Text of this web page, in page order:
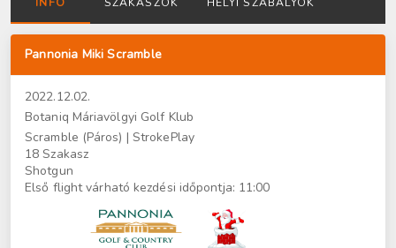
Pannonia Miki Scramble
2022.12.02.
Botaniq Máriavölgyi Golf Klub
Scramble (Páros) | StrokePlay
18 Szakasz
Shotgun
Első flight várható kezdési időpontja: 11:00